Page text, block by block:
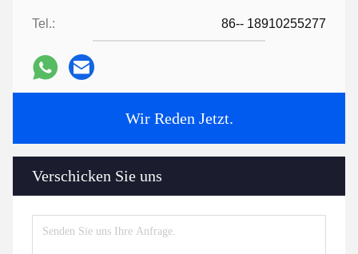
Tel.: 86-- 18910255277
Wir Reden Jetzt.
Verschicken Sie uns